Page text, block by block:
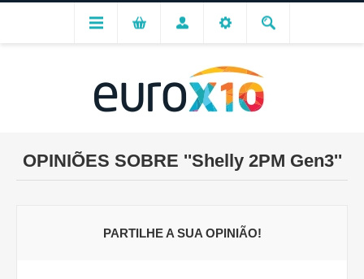
OPINIÕES SOBRE Shelly 2PM Gen3
PARTILHE A SUA OPINIÃO!